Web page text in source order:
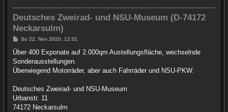
Deutsches Zweirad- und NSU-Museum (D-74172
Neckarsulm)
B
i
r
a
So 22. Nov 2020, 12:01
Über 400 Exponate auf 2.000qm Austellungsfläche, wechselnde
Sonderausstellungen.
Überwiegend Motorräder, aber auch Fahrräder und NSU-PKW.
Deutsches Zweirad- und NSU-Museum
Urbanstr. 11
74172 Neckarsulm